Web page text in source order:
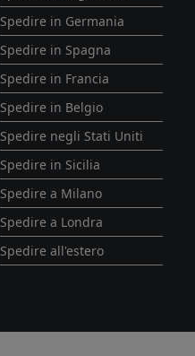
Spedire in Germania
Spedire in Spagna
Spedire in Francia
Spedire in Belgio
Spedire negli Stati Uniti
Spedire in Sicilia
Spedire a Milano
Spedire a Londra
Spedire all'estero